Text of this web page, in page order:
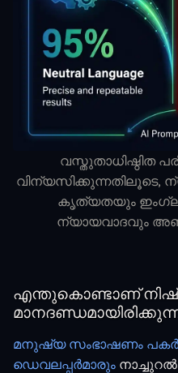
വസ്തുതാധിഷ്ഠിത
വിന്യസിക്കുന്നതിലൂടെ,
കൃത്യതയും
ന്യായവാദവും
എന്തുകൊണ്ടാണ്
മനുഷ്യ സംഭാഷണം
ഡെവലപ്പർമാരും